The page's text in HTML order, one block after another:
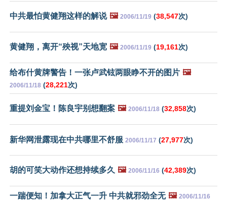
中共最怕黄健翔这样的解说 🖼️ 2006/11/19 (38,547次)
黄健翔，离开“殃视”天地宽 🖼️ 2006/11/19 (19,161次)
给布什黄牌警告！一张卢武铉两眼睁不开的图片 🖼️
2006/11/18 (28,221次)
重提刘金宝！陈良宇别想翻案 🖼️ 2006/11/18 (32,858次)
新华网泄露现在中共哪里不舒服 2006/11/17 (27,977次)
胡的可笑大动作还想持续多久 🖼️ 2006/11/16 (42,389次)
一踹便知！加拿大正气一升 中共就邪劲全无 🖼️ 2006/11/16